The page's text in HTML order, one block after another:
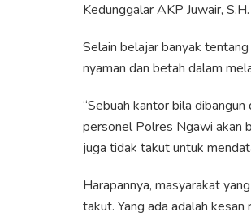
Kedunggalar AKP Juwair, S.H.
Selain belajar banyak
nyaman dan betah dalam
“Sebuah kantor bila
personel Polres Ngawi akan
juga tidak takut untuk
Harapannya, masyarakat
takut. Yang ada adalah